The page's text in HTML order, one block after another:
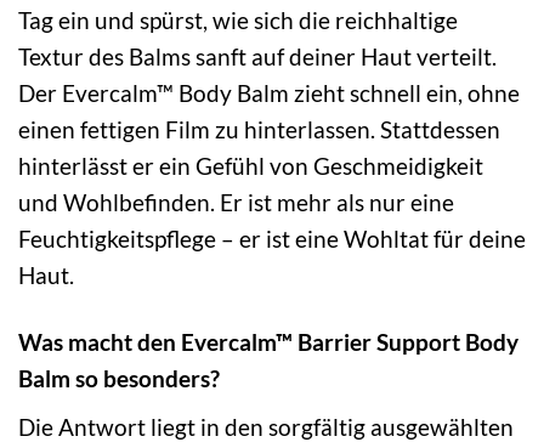
Tag ein und spürst, wie sich die reichhaltige
Textur des Balms sanft auf deiner Haut verteilt.
Der Evercalm™ Body Balm zieht schnell ein, ohne
einen fettigen Film zu hinterlassen. Stattdessen
hinterlässt er ein Gefühl von Geschmeidigkeit
und Wohlbefinden. Er ist mehr als nur eine
Feuchtigkeitspflege – er ist eine Wohltat für deine
Haut.
Was macht den Evercalm™ Barrier Support Body
Balm so besonders?
Die Antwort liegt in den sorgfältig ausgewählten